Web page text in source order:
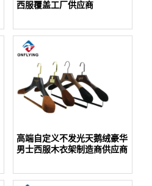
西服覆盖工厂供应商
高端自定义不发光天鹅绒豪华
男士西服木衣架制造商供应商